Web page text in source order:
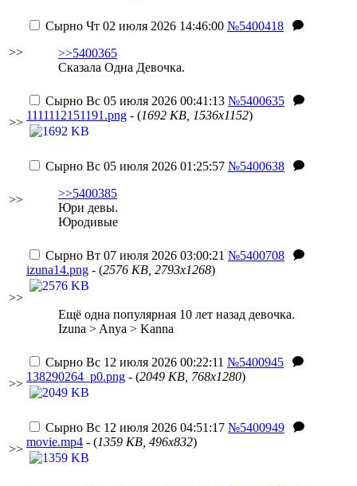
>>
Сырно Чт 02 июля 2026 14:46:00 №5400418
>>5400365
Сказала Одна Девочка.
>>
Сырно Вс 05 июля 2026 00:41:13 №5400635
1111112151191.png - (1692 KB, 1536x1152)
>>
Сырно Вс 05 июля 2026 01:25:57 №5400638
>>5400385
Юри девы.
Юродивые
>>
Сырно Вт 07 июля 2026 03:00:21 №5400708
izuna14.png - (2576 KB, 2793x1268)
Ещё одна популярная 10 лет назад девочка.
Izuna > Anya > Kanna
>>
Сырно Вс 12 июля 2026 00:22:11 №5400945
138290264_p0.png - (2049 KB, 768x1280)
>>
Сырно Вс 12 июля 2026 04:51:17 №5400949
movie.mp4 - (1359 KB, 496x832)